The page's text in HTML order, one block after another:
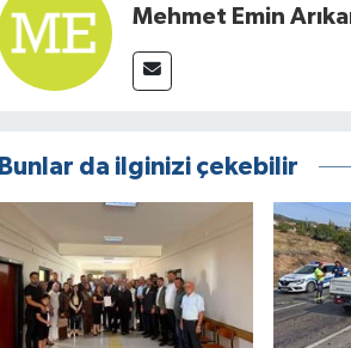
Mehmet Emin
Bunlar da ilginizi çekebilir